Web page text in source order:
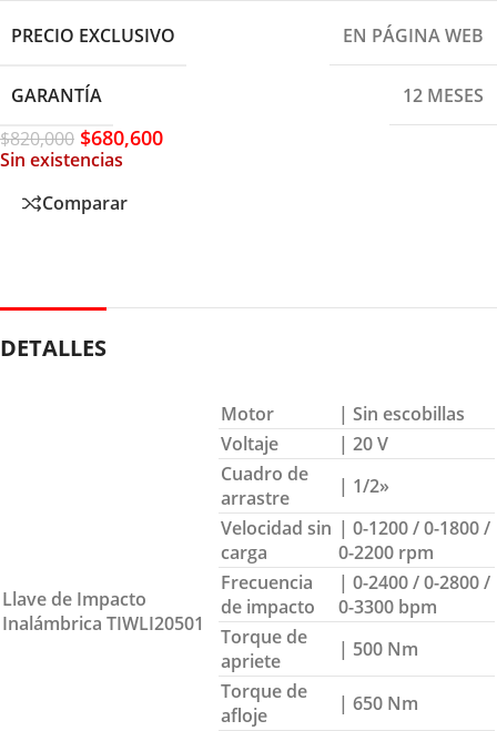
PRECIO EXCLUSIVO EN PÁGINA WEB
GARANTÍA
12 MESES
$820,000 $680,600
Sin existencias
Comparar
DETALLES
Llave de Impacto
Inalámbrica TIWLI20501
Motor
| Sin escobillas
Voltaje
| 20 V
Cuadro de
arrastre
| 1/2»
Velocidad sin
carga
| 0-1200 / 0-1800 /
0-2200 rpm
Frecuencia
de impacto
| 0-2400 / 0-2800 /
0-3300 bpm
Torque de
apriete
| 500 Nm
Torque de
afloje
| 650 Nm